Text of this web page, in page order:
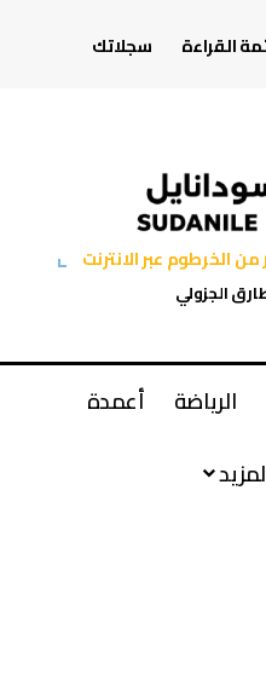
القراءة
سجلاتك
الخرطوم عبر الانترنت
الجزولي
الرياضة
أعمدة